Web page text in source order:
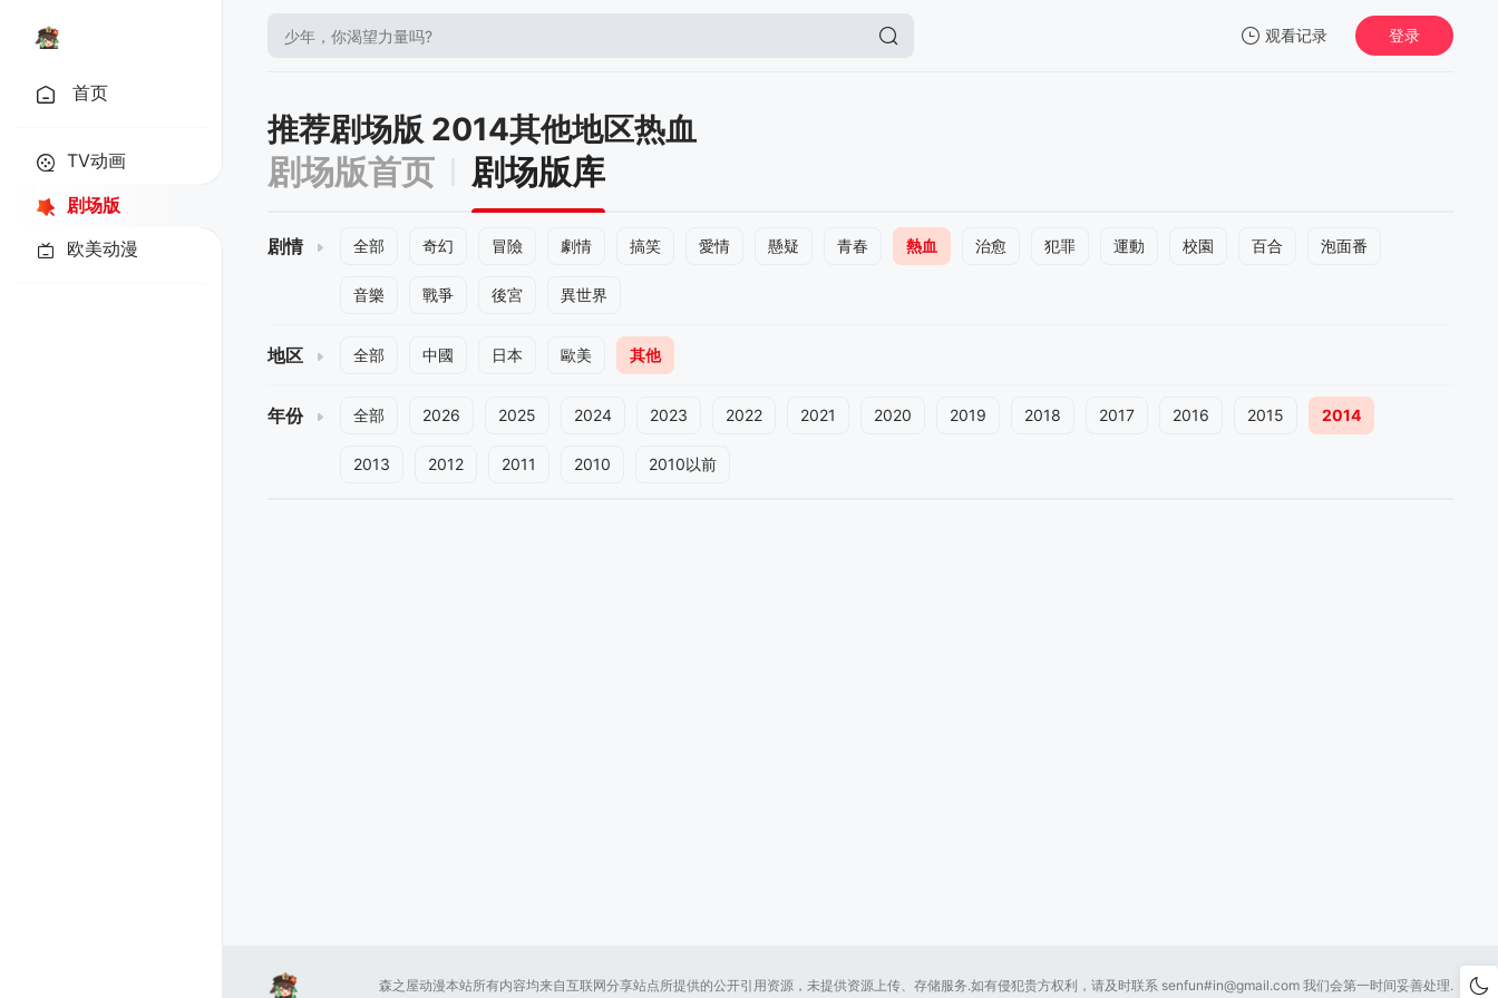
观看记录 登录
首页
TV动画
剧场版
欧美动漫
推荐剧场版 2014其他地区热血
剧场版首页 剧场版库
剧情 全部 奇幻 冒險 劇情 搞笑 愛情 懸疑 青春 熱血 治愈 犯罪 運動 校園 百合 泡面番
音樂 戰爭 後宮 異世界
地区 全部 中國 日本 歐美 其他
年份 全部 2026 2025 2024 2023 2022 2021 2020 2019 2018 2017 2016 2015 2014
2013 2012 2011 2010 2010以前
森之屋动漫本站所有内容均来自互联网分享站点所提供的公开引用资源，未提供资源上传、存储服务.如有侵犯贵方权利，请及时联系 senfun#in@gmail.com 我们会第一时间妥善处理.